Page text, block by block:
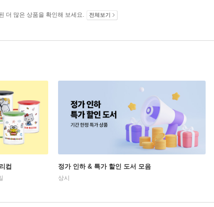
더 많은 상품을 확인해 보세요. 전체보기
컵 정가 인하 & 특가 할인 도서 모음
상시